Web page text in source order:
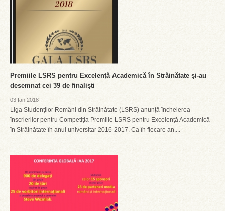
Premiile LSRS pentru Excelenţă Academică în Străinătate şi-au
desemnat cei 39 de finalişti
03 Ian 2018
Liga Studenților Români din Străinătate (LSRS) anunță încheierea
înscrierilor pentru Competiția Premiile LSRS pentru Excelență Academică
în Străinătate în anul universitar 2016-2017. Ca în fiecare an,...